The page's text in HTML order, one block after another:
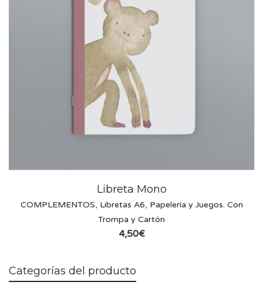
Libreta Mono
COMPLEMENTOS, Libretas A6, Papelería y Juegos. Con
Trompa y Cartón
4,50€
Categorías del producto